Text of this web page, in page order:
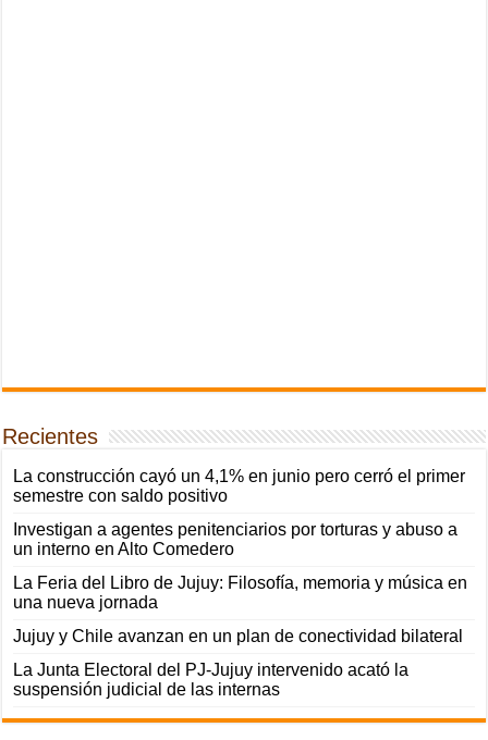
Recientes
La construcción cayó un 4,1% en junio pero cerró el primer
semestre con saldo positivo
Investigan a agentes penitenciarios por torturas y abuso a
un interno en Alto Comedero
La Feria del Libro de Jujuy: Filosofía, memoria y música en
una nueva jornada
Jujuy y Chile avanzan en un plan de conectividad bilateral
La Junta Electoral del PJ-Jujuy intervenido acató la
suspensión judicial de las internas